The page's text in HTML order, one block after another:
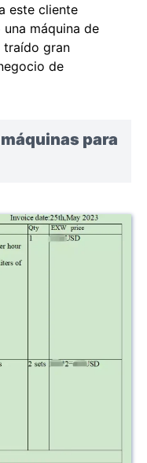
este cliente
máquina de
traído gran
de
para